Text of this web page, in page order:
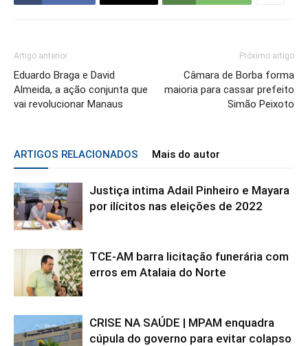
Artigo anterior
Eduardo Braga e David
Almeida, a ação conjunta que
vai revolucionar Manaus
Próximo artigo
Câmara de Borba forma
maioria para cassar prefeito
Simão Peixoto
ARTIGOS RELACIONADOS Mais do autor
Justiça intima Adail Pinheiro e Mayara
por ilícitos nas eleições de 2022
TCE-AM barra licitação funerária com
erros em Atalaia do Norte
CRISE NA SAÚDE | MPAM enquadra
cúpula do governo para evitar colapso